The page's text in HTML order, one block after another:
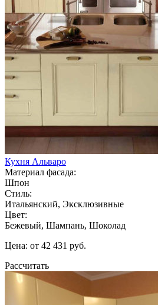
Кухня Альваро
Материал фасада:
Шпон
Стиль:
Итальянский, Эксклюзивные
Цвет:
Бежевый, Шампань, Шоколад
Цена: от 42 431 руб.
Рассчитать